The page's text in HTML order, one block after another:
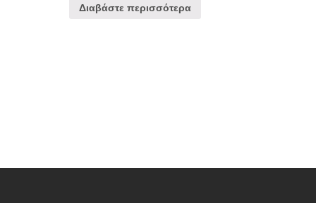
Διαβάστε περισσότερα